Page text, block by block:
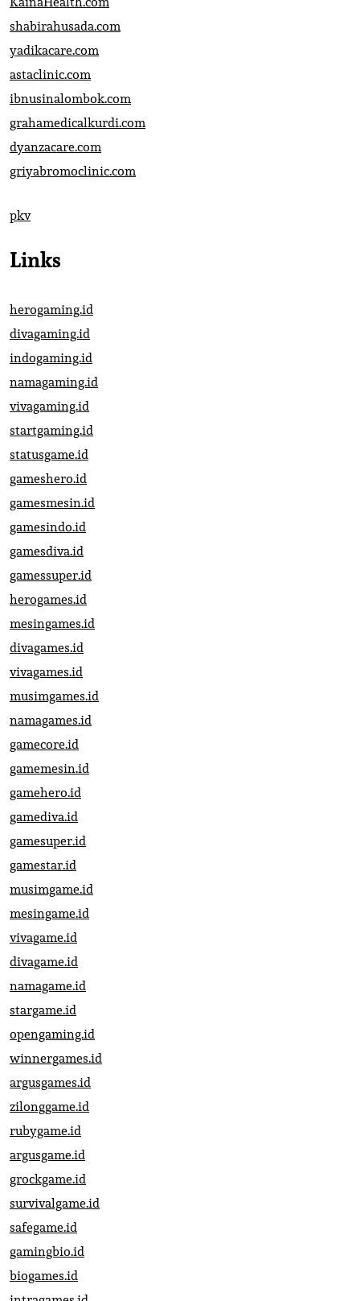
shabirahusada.com
yadikacare.com
astaclinic.com
ibnusinalombok.com
grahamedicalkurdi.com
dyanzacare.com
griyabromoclinic.com
pkv
Links
herogaming.id
divagaming.id
indogaming.id
namagaming.id
vivagaming.id
startgaming.id
statusgame.id
gameshero.id
gamesmesin.id
gamesindo.id
gamesdiva.id
gamessuper.id
herogames.id
mesingames.id
divagames.id
vivagames.id
musimgames.id
namagames.id
gamecore.id
gamemesin.id
gamehero.id
gamediva.id
gamesuper.id
gamestar.id
musimgame.id
mesingame.id
vivagame.id
divagame.id
namagame.id
stargame.id
opengaming.id
winnergames.id
argusgames.id
zilonggame.id
rubygame.id
argusgame.id
grockgame.id
survivalgame.id
safegame.id
gamingbio.id
biogames.id